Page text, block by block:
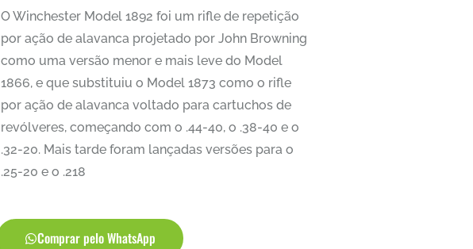
O Winchester Model 1892 foi um rifle de repetição
por ação de alavanca projetado por John Browning
como uma versão menor e mais leve do Model
1866, e que substituiu o Model 1873 como o rifle
por ação de alavanca voltado para cartuchos de
revólveres, começando com o .44-40, o .38-40 e o
.32-20. Mais tarde foram lançadas versões para o
.25-20 e o .218
Comprar pelo WhatsApp